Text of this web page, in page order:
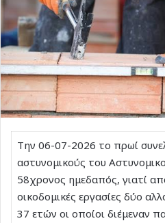
Την 06-07-2026 το πρωί
αστυνομικούς του
58χρονος ημεδαπός, γιατί
οικοδομικές εργασίες δύο
37 ετών οι οποίοι διέμεναν